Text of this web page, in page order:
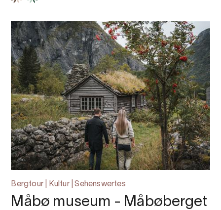
Bergtour | Kultur | Sehenswertes
Måbø museum - Måbøberget